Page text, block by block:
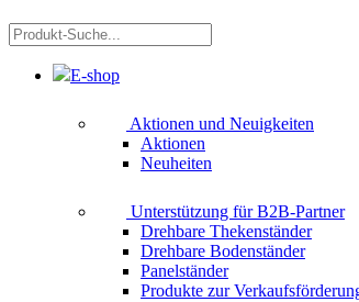
Produkt-
Suche...
E-shop
Aktionen und Neuigkeiten
Aktionen
Neuheiten
Unterstützung für B2B-Partner
Drehbare Thekenständer
Drehbare Bodenständer
Panelständer
Produkte zur